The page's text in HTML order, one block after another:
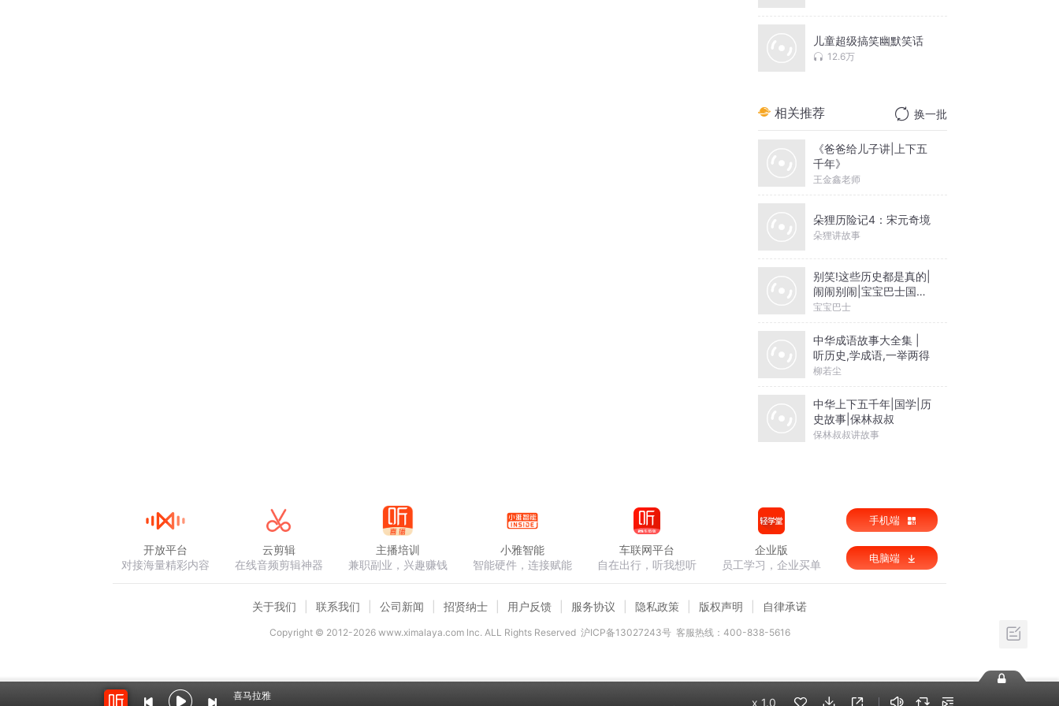
儿童超级搞笑幽默笑话
12.6万
相关推荐 换一批
《爸爸给儿子讲|上下五
千年》
王金鑫老师
朵狸历险记4：宋元奇境
朵狸讲故事
别笑!这些历史都是真的|
闹闹别闹|宝宝巴士国学
故事
宝宝巴士
中华成语故事大全集 |
听历史,学成语,一举两得
柳若尘
中华上下五千年|国学|历
史故事|保林叔叔
保林叔叔讲故事
喜马拉雅
x 1.0
开放平台
对接海量精彩内容
云剪辑
在线音频剪辑神器
主播培训
兼职副业，兴趣赚钱
小雅智能
智能硬件，连接赋能
车联网平台
自在出行，听我想听
企业版
员工学习，企业买单
手机端
电脑端
关于我们 联系我们 公司新闻 招贤纳士 用户反馈 服务协议 隐私政策 版权声明 自律承诺
Copyright © 2012-2026www.ximalaya.com lnc. ALL Rights Reserved 沪ICP备13027243号 客服热线：400-838-5616